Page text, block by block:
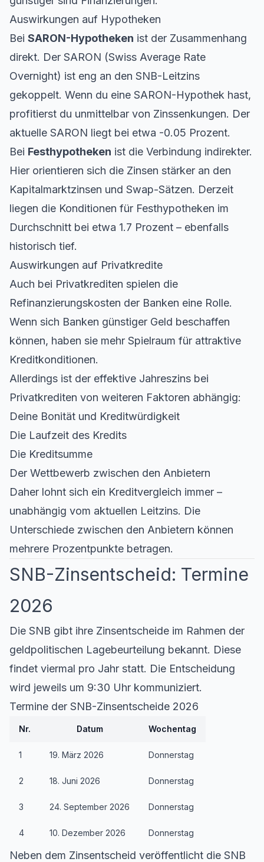
Auswirkungen auf Hypotheken
Bei SARON-Hypotheken ist der Zusammenhang
direkt. Der SARON (Swiss Average Rate
Overnight) ist eng an den SNB-Leitzins
gekoppelt. Wenn du eine SARON-Hypothek hast,
profitierst du unmittelbar von Zinssenkungen. Der
aktuelle SARON liegt bei etwa -0.05 Prozent.
Bei Festhypotheken ist die Verbindung indirekter.
Hier orientieren sich die Zinsen stärker an den
Kapitalmarktzinsen und Swap-Sätzen. Derzeit
liegen die Konditionen für Festhypotheken im
Durchschnitt bei etwa 1.7 Prozent – ebenfalls
historisch tief.
Auswirkungen auf Privatkredite
Auch bei Privatkrediten spielen die
Refinanzierungskosten der Banken eine Rolle.
Wenn sich Banken günstiger Geld beschaffen
können, haben sie mehr Spielraum für attraktive
Kreditkonditionen.
Allerdings ist der effektive Jahreszins bei
Privatkrediten von weiteren Faktoren abhängig:
Deine Bonität und Kreditwürdigkeit
Die Laufzeit des Kredits
Die Kreditsumme
Der Wettbewerb zwischen den Anbietern
Daher lohnt sich ein Kreditvergleich immer –
unabhängig vom aktuellen Leitzins. Die
Unterschiede zwischen den Anbietern können
mehrere Prozentpunkte betragen.
SNB-Zinsentscheid: Termine
2026
Die SNB gibt ihre Zinsentscheide im Rahmen der
geldpolitischen Lagebeurteilung bekannt. Diese
findet viermal pro Jahr statt. Die Entscheidung
wird jeweils um 9:30 Uhr kommuniziert.
Termine der SNB-Zinsentscheide 2026
Nr. Datum Wochentag
1 19. März 2026 Donnerstag
2 18. Juni 2026 Donnerstag
3 24. September 2026 Donnerstag
4 10. Dezember 2026 Donnerstag
Neben dem Zinsentscheid veröffentlicht die SNB